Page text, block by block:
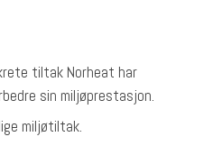
tiltak Norheat har
sin miljøprestasjon.
miljøtiltak.